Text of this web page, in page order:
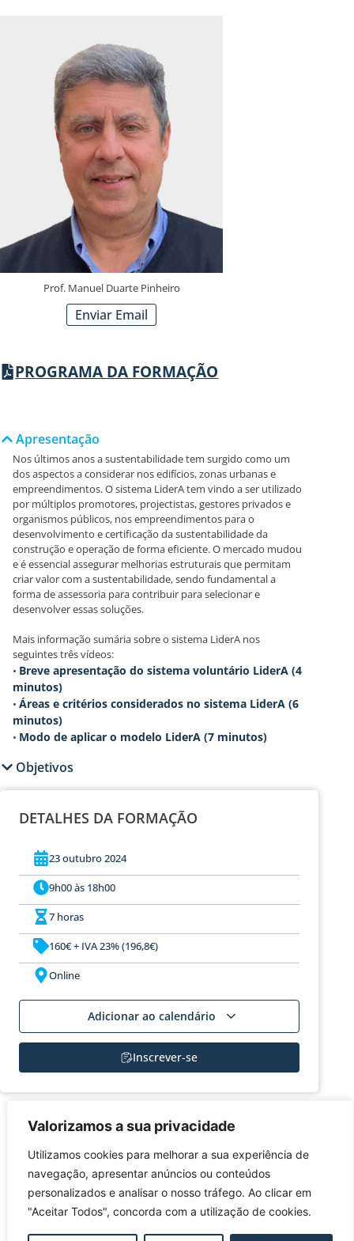
Valorizamos a sua privacidade
Utilizamos cookies para melhorar a sua experiência de
navegação, apresentar anúncios ou conteúdos
personalizados e analisar o nosso tráfego. Ao clicar em
"Aceitar Todos", concorda com a utilização de cookies.
Prof. Manuel Duarte Pinheiro
Enviar Email
PROGRAMA DA FORMAÇÃO
Apresentação
Nos últimos anos a sustentabilidade tem surgido como um
dos aspectos a considerar nos edifícios, zonas urbanas e
empreendimentos. O sistema LiderA tem vindo a ser utilizado
por múltiplos promotores, projectistas, gestores privados e
organismos públicos, nos empreendimentos para o
desenvolvimento e certificação da sustentabilidade da
construção e operação de forma eficiente. O mercado mudou
e é essencial assegurar melhorias estruturais que permitam
criar valor com a sustentabilidade, sendo fundamental a
forma de assessoria para contribuir para selecionar e
desenvolver essas soluções.
Mais informação sumária sobre o sistema LiderA nos
seguintes três vídeos:
• Breve apresentação do sistema voluntário LiderA (4
minutos)
• Áreas e critérios considerados no sistema LiderA (6
minutos)
• Modo de aplicar o modelo LiderA (7 minutos)
Objetivos
DETALHES DA FORMAÇÃO
23 outubro 2024
9h00 às 18h00
7 horas
160€ + IVA 23% (196,8€)
Online
Adicionar ao calendário
Inscrever-se
INSCRIÇÃO
Caso tenha alguma dúvida ou necessidade especial, não hesite em
contactar-nos.
Caso o participante pretenda cancelar a inscrição, deverá comunicar
a sua intenção àFUNDEC por e-mail (fundec@tecnico.ulisboa.pt),